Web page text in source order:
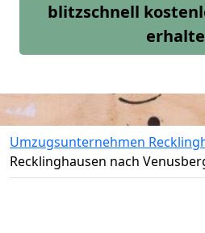
blitzschnell
Umzugsunternehmen
Recklinghausen nach